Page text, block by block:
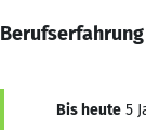
Berufserfahrung
Bis heute 5